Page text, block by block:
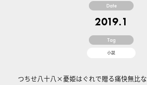
Date
2019.1
Tag
小説
つちせ八十八×憂姫はぐれで贈る痛快無比